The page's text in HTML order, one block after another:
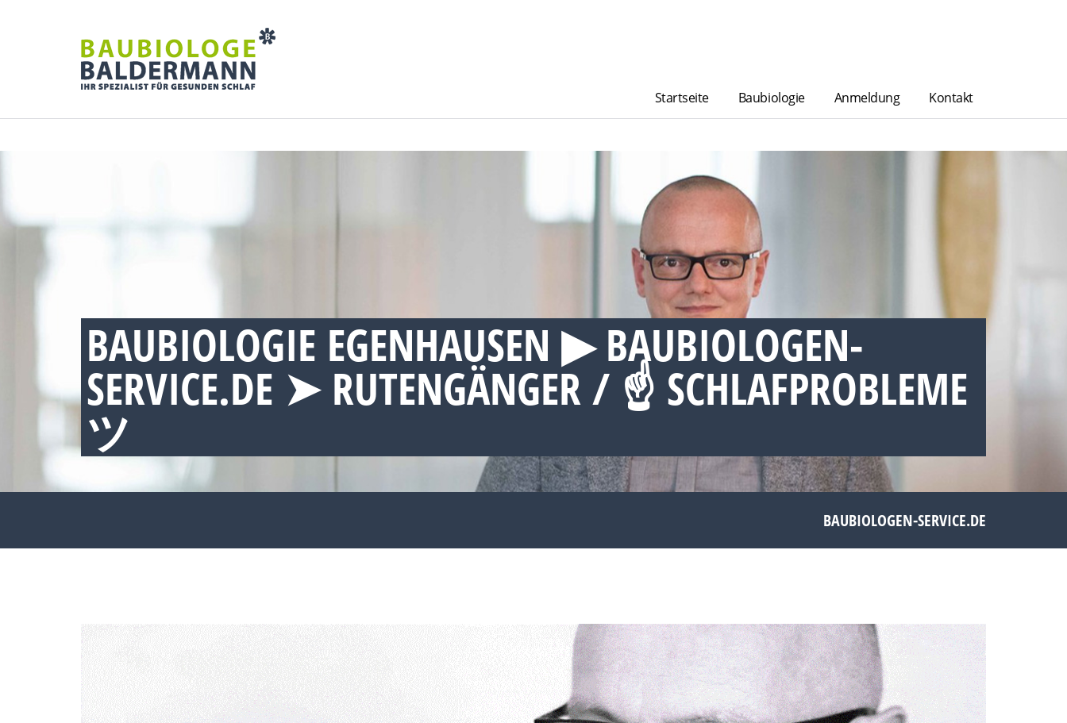
Startseite Baubiologie Anmeldung Kontakt
BAUBIOLOGIE EGENHAUSEN ▶︎ BAUBIOLOGEN-
SERVICE.DE ➤ RUTENGÄNGER / ☝ SCHLAFPROBLEME
ツ
BAUBIOLOGEN-SERVICE.DE